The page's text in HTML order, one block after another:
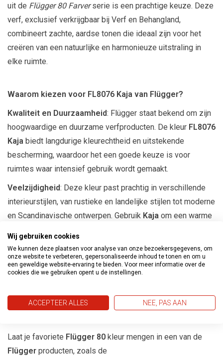
uit de Flügger 80 Farverserie is een prachtige keuze. Deze
verf, exclusief verkrijgbaar bij Verf en Behangland,
combineert zachte, aardse tonen die ideaal zijn voor het
creëren van een natuurlijke en harmonieuze uitstraling in
elke ruimte.
Waarom kiezen voor FL8076 Kaja van Flügger?
Kwaliteit en Duurzaamheid: Flügger staat bekend om zijn
hoogwaardige en duurzame verfproducten. De kleur FL8076
Kaja biedt langdurige kleurechtheid en uitstekende
bescherming, waardoor het een goede keuze is voor
ruimtes waar intensief gebruik wordt gemaakt.
Veelzijdigheid: Deze kleur past prachtig in verschillende
interieurstijlen, van rustieke en landelijke stijlen tot moderne
en Scandinavische ontwerpen. Gebruik Kaja om een warme
transformeren met een subtiele en uitnodigende tint.
Gemakkelijk te verwerken: Flügger verf is gemakkelijk
aan te brengen en biedt een strak, egaal resultaat zonder
professionele schilders kunnen rekenen op een
Laat je favoriete Flügger 80 kleur mengen in een van de
Flügger producten, zoals de
Wij gebruiken cookies
We kunnen deze plaatsen voor analyse van onze bezoekersgegevens, om
onze website te verbeteren, gepersonaliseerde inhoud te tonen en om u
een geweldige website-ervaring te bieden. Voor meer informatie over de
cookies die we gebruiken opent u de instellingen.
ACCEPTEER ALLES NEE, PAS AAN